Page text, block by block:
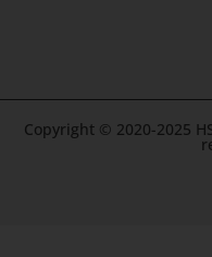
Copyright © 2020-2025